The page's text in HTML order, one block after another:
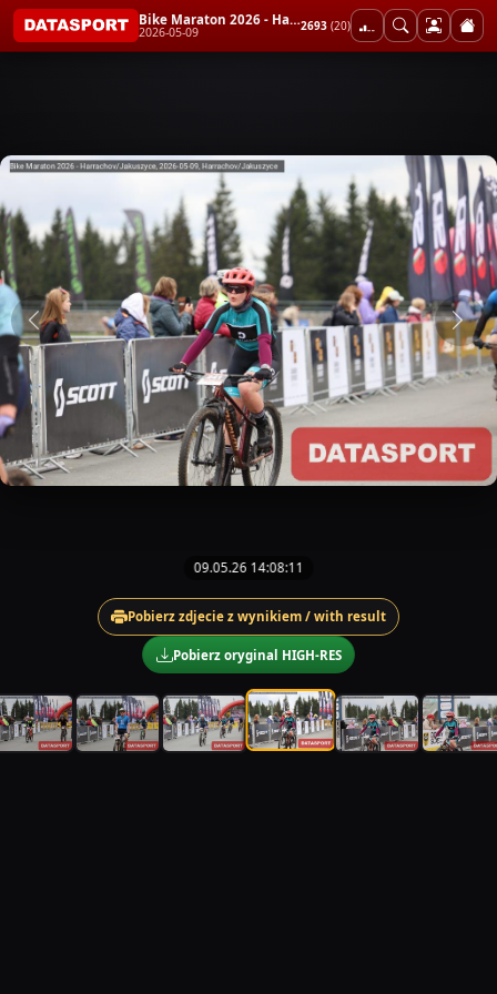
Bike Maraton 2026 - Harrachov/Jakuszyce
2026-05-09 2693 (20)
09.05.26 14:08:11
Pobierz zdjecie z wynikiem / with result
Pobierz oryginal HIGH-RES